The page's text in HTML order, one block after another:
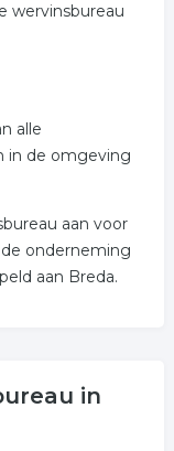
wervinsbureau
alle
in de omgeving
aan voor
onderneming
aan Breda.
in